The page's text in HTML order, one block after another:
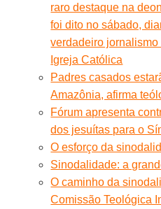
raro destaque na
foi dito no sábado,
verdadeiro
Igreja Católica
Padres casados
Amazônia, afirma
Fórum apresenta
dos jesuítas para o
O esforço da
Sinodalidade: a
O caminho da
Comissão Teológica